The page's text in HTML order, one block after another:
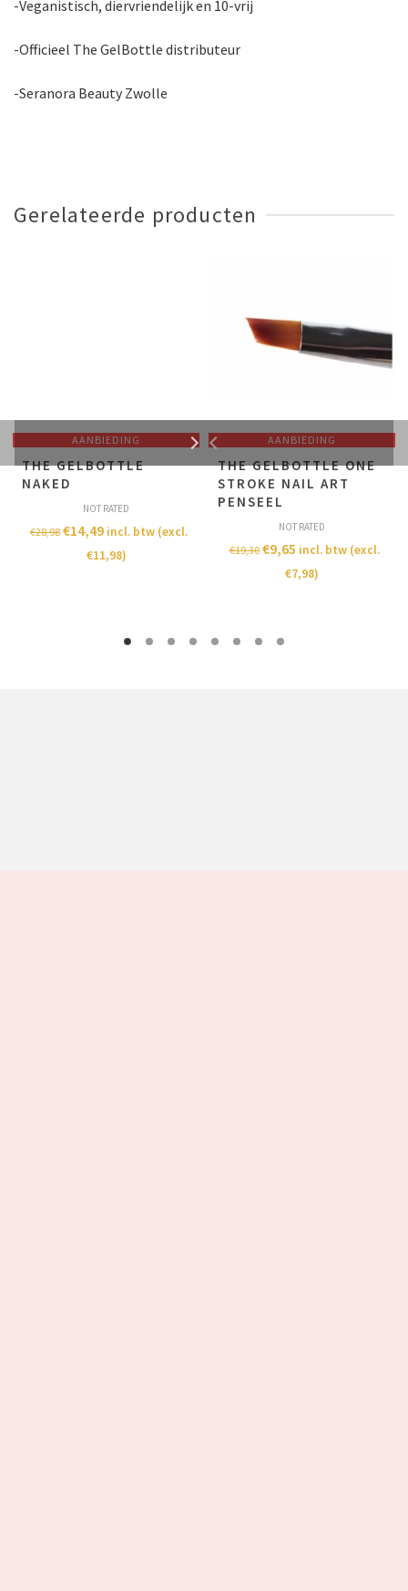
-Veganistisch, diervriendelijk en 10-vrij
-Officieel The GelBottle distributeur
-Seranora Beauty Zwolle
Gerelateerde producten
AANBIEDING
THE GELBOTTLE
NAKED
NOT RATED
€28,98 €14,49 incl. btw (excl.
€11,98)
AANBIEDING
THE GELBOTTLE ONE
STROKE NAIL ART
PENSEEL
NOT RATED
€19,30 €9,65 incl. btw (excl.
€7,98)